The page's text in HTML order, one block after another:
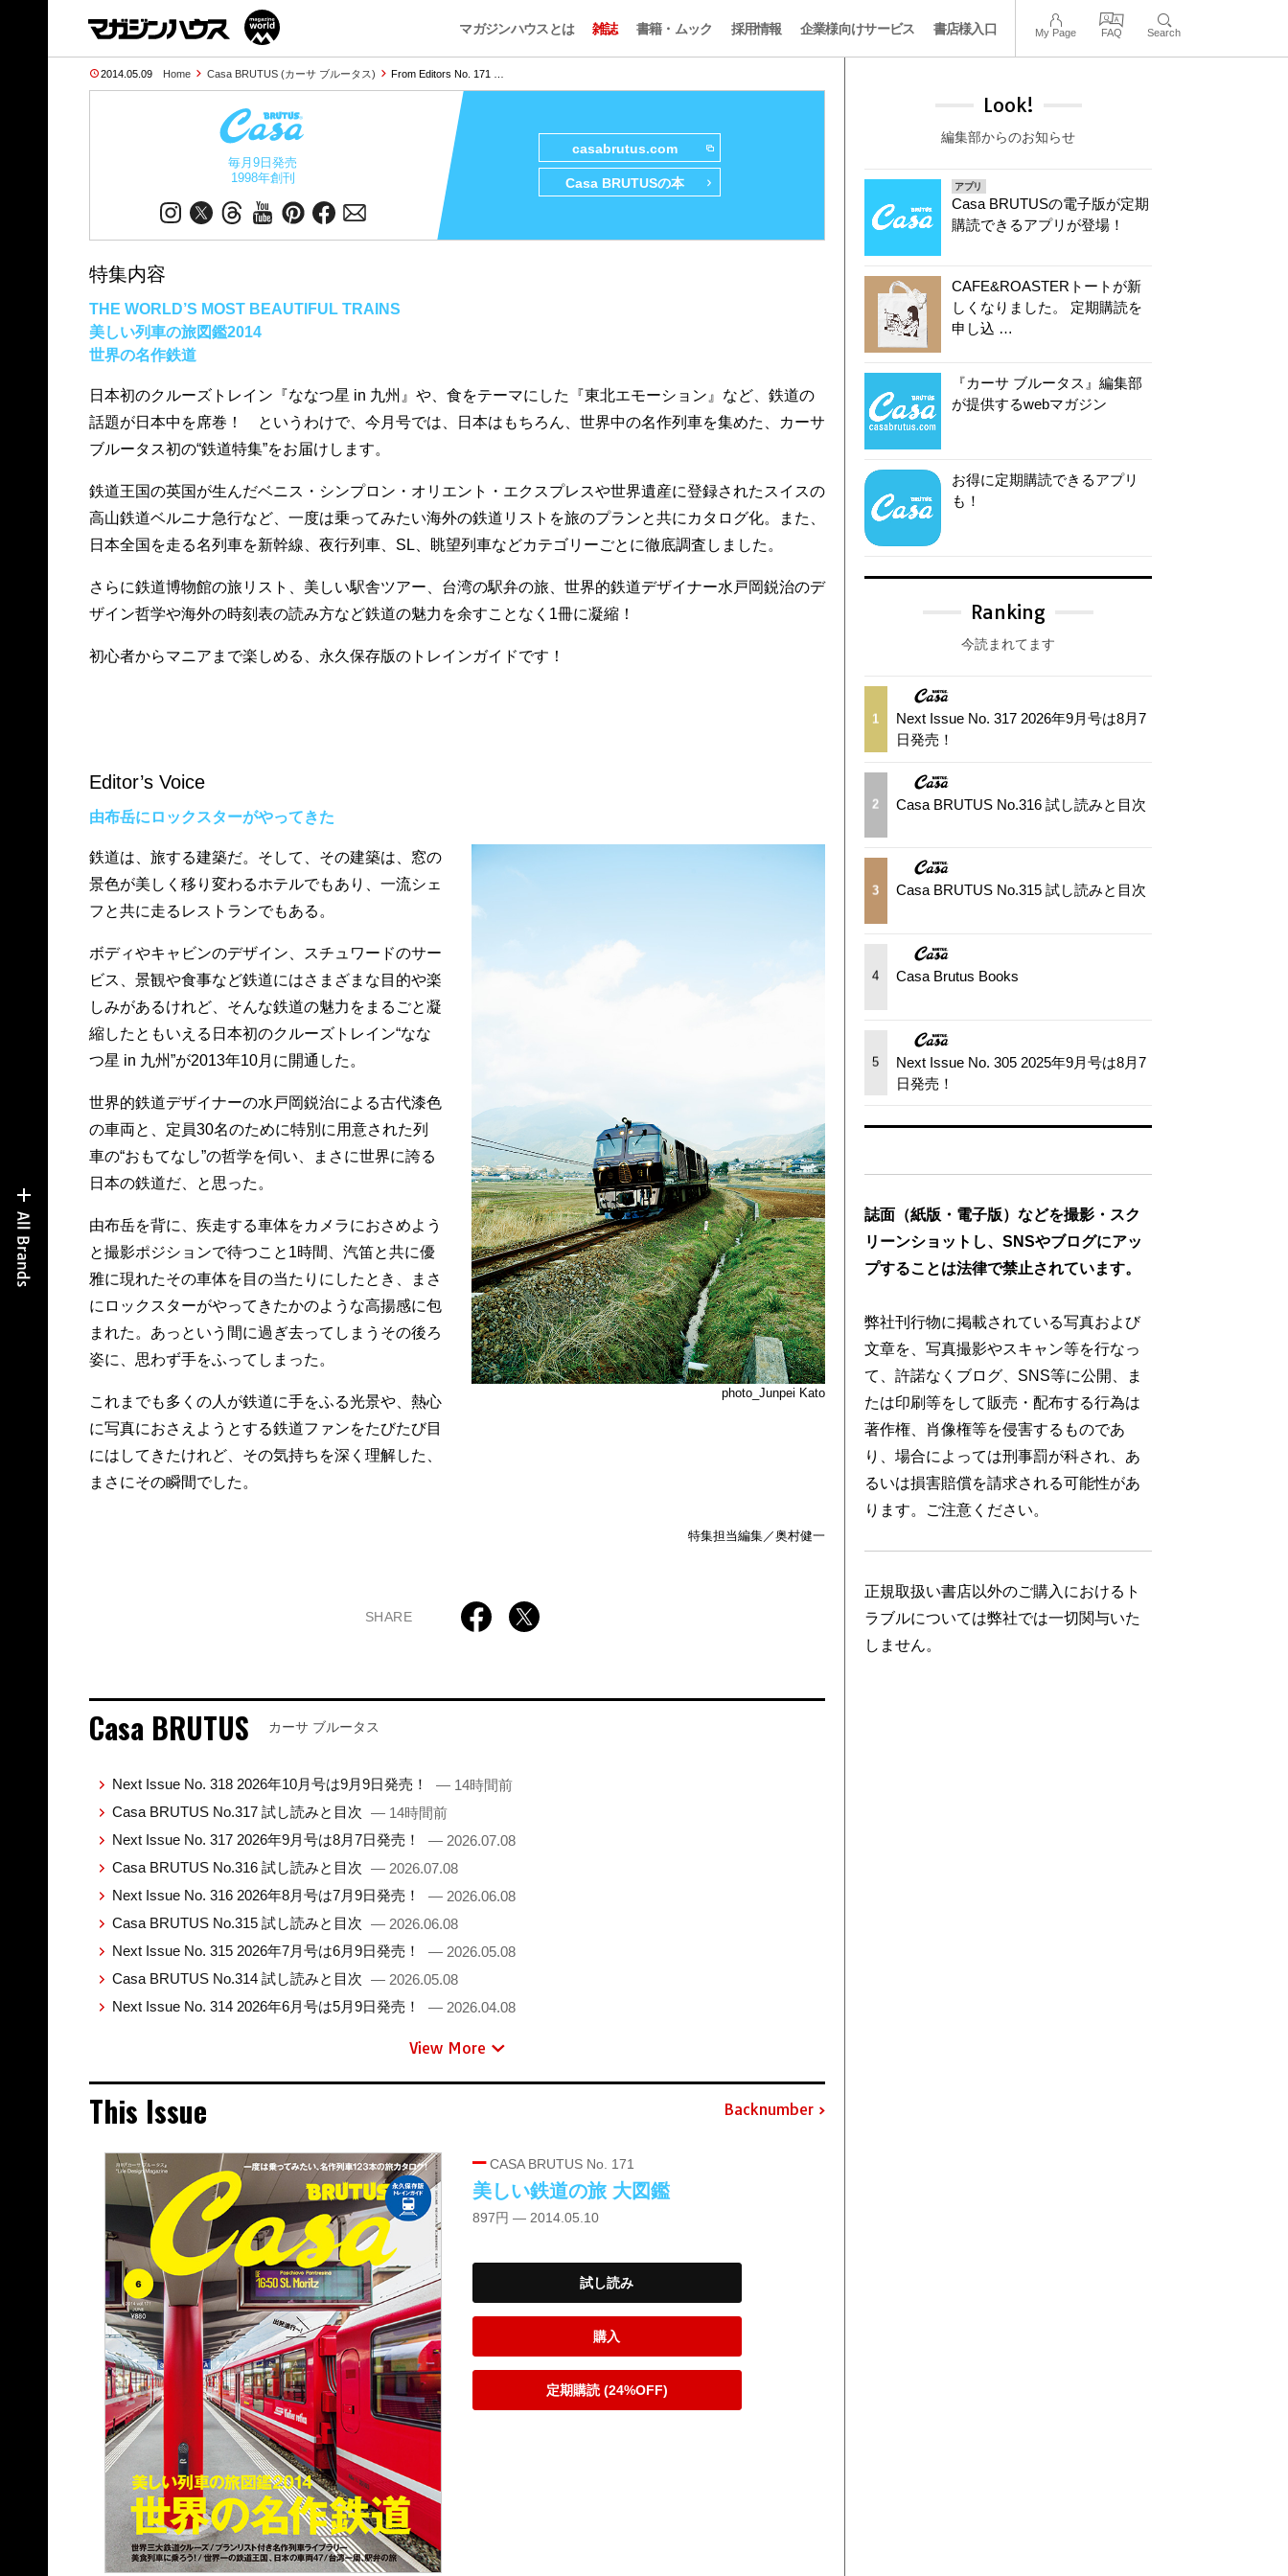
マガジンハウスとは 雑誌 書籍・ムック 採用情報 企業様向けサービス 書店様入口 My Page FAQ Search
2014.05.09 Home Casa BRUTUS (カーサ ブルータス) From Editors No. 171 …
毎月9日発売
1998年創刊
casabrutus.com
Casa BRUTUSの本
特集内容
THE WORLD’S MOST BEAUTIFUL TRAINS
美しい列車の旅図鑑2014
世界の名作鉄道
日本初のクルーズトレイン『ななつ星 in 九州』や、食をテーマにした『東北エモーション』など、鉄道の
話題が日本中を席巻！ というわけで、今月号では、日本はもちろん、世界中の名作列車を集めた、カーサ
ブルータス初の“鉄道特集”をお届けします。
鉄道王国の英国が生んだベニス・シンプロン・オリエント・エクスプレスや世界遺産に登録されたスイスの
高山鉄道ベルニナ急行など、一度は乗ってみたい海外の鉄道リストを旅のプランと共にカタログ化。また、
日本全国を走る名列車を新幹線、夜行列車、SL、眺望列車などカテゴリーごとに徹底調査しました。
さらに鉄道博物館の旅リスト、美しい駅舎ツアー、台湾の駅弁の旅、世界的鉄道デザイナー水戸岡鋭治のデ
ザイン哲学や海外の時刻表の読み方など鉄道の魅力を余すことなく1冊に凝縮！
初心者からマニアまで楽しめる、永久保存版のトレインガイドです！
Editor’s Voice
由布岳にロックスターがやってきた
鉄道は、旅する建築だ。そして、その建築は、窓の
景色が美しく移り変わるホテルでもあり、一流シェ
フと共に走るレストランでもある。
ボディやキャビンのデザイン、スチュワードのサー
ビス、景観や食事など鉄道にはさまざまな目的や楽
しみがあるけれど、そんな鉄道の魅力をまるごと凝
縮したともいえる日本初のクルーズトレイン“なな
つ星 in 九州”が2013年10月に開通した。
世界的鉄道デザイナーの水戸岡鋭治による古代漆色
の車両と、定員30名のために特別に用意された列
車の“おもてなし”の哲学を伺い、まさに世界に誇る
日本の鉄道だ、と思った。
由布岳を背に、疾走する車体をカメラにおさめよう
と撮影ポジションで待つこと1時間、汽笛と共に優
雅に現れたその車体を目の当たりにしたとき、まさ
にロックスターがやってきたかのような高揚感に包
まれた。あっという間に過ぎ去ってしまうその後ろ
姿に、思わず手をふってしまった。
これまでも多くの人が鉄道に手をふる光景や、熱心
に写真におさえようとする鉄道ファンをたびたび目
にはしてきたけれど、その気持ちを深く理解した、
まさにその瞬間でした。
photo_Junpei Kato
特集担当編集／奥村健一
SHARE
Casa BRUTUS カーサ ブルータス
Next Issue No. 318 2026年10月号は9月9日発売！
— 14時間前
Casa BRUTUS No.317 試し読みと目次 — 14時間前
Next Issue No. 317 2026年9月号は8月7日発売！
— 2026.07.08
Casa BRUTUS No.316 試し読みと目次 — 2026.07.08
Next Issue No. 316 2026年8月号は7月9日発売！
— 2026.06.08
Casa BRUTUS No.315 試し読みと目次 — 2026.06.08
Next Issue No. 315 2026年7月号は6月9日発売！
— 2026.05.08
Casa BRUTUS No.314 試し読みと目次 — 2026.05.08
Next Issue No. 314 2026年6月号は5月9日発売！
— 2026.04.08
View More
This Issue Backnumber
CASA BRUTUS No. 171
美しい鉄道の旅 大図鑑
897円 — 2014.05.10
試し読み
購入
定期購読 (24%OFF)
Look!
編集部からのお知らせ
アプリ
Casa BRUTUSの電子版が定期
購読できるアプリが登場！
CAFE&ROASTERトートが新
しくなりました。 定期購読を
申し込 …
『カーサ ブルータス』編集部
が提供するwebマガジン
お得に定期購読できるアプリ
も！
Ranking
今読まれてます
1
Next Issue No. 317 2026年9月号は8月7
日発売！
2 Casa BRUTUS No.316 試し読みと目次
3 Casa BRUTUS No.315 試し読みと目次
4 Casa Brutus Books
5
Next Issue No. 305 2025年9月号は8月7
日発売！
誌面（紙版・電子版）などを撮影・スク
リーンショットし、SNSやブログにアッ
プすることは法律で禁止されています。
弊社刊行物に掲載されている写真および
文章を、写真撮影やスキャン等を行なっ
て、許諾なくブログ、SNS等に公開、ま
たは印刷等をして販売・配布する行為は
著作権、肖像権等を侵害するものであ
り、場合によっては刑事罰が科され、あ
るいは損害賠償を請求される可能性があ
ります。ご注意ください。
正規取扱い書店以外のご購入におけるト
ラブルについては弊社では一切関与いた
しません。